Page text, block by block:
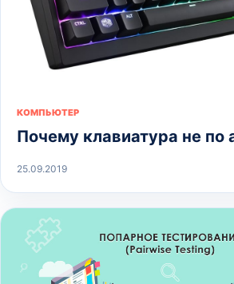
КОМПЬЮТЕР
Почему клавиатура не по
25.09.2019